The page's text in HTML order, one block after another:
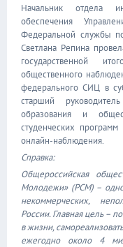
Начальник отдела
обеспечения
Федеральной службы
Светлана Репина
государственной
общественного
федерального СИЦ в
старший
образования и
студенческих
онлайн-наблюдения.
Справка:
Общероссийская
Молодежи» (РСМ) –
некоммерческих,
России. Главная цель –
в жизни,
ежегодно около 4